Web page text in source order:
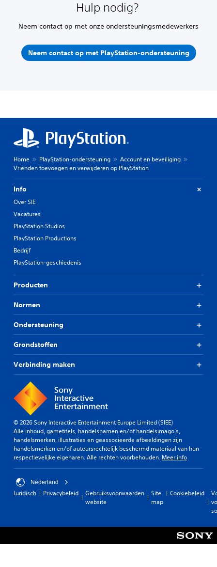
Hulp nodig?
Neem contact op met onze ondersteuningsmedewerkers
Neem contact op met PlayStation-ondersteuning
Home PlayStation-ondersteuning
Account en beveiliging
Vrienden toevoegen en verwijderen op PlayStation
Info
Over SIE
Vacatures
PlayStation Studios
PlayStation Productions
Bedrijf
PlayStation-geschiedenis
Producten
Normen
Ondersteuning
Grondstoffen
Verbinding maken
© 2026 Sony Interactive Entertainment Europe Limited (SIEE)
Alle inhoud, gametitels, handelsnamen en/of handelsimago's,
handelsmerken, illustraties en geassocieerde afbeeldingen zijn
handelsmerken en/of auteursrechtelijk beschermd materiaal van hun
respectievelijke eigenaren. Alle rechten voorbehouden. Meer info
Nederland
Juridisch Privacybeleid
Gebruiksvoorwaarden
website
Site
map
Cookiebeleid